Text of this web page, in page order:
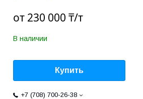
от 230 000 ₸/т
В наличии
Купить
+7 (708) 700-26-38